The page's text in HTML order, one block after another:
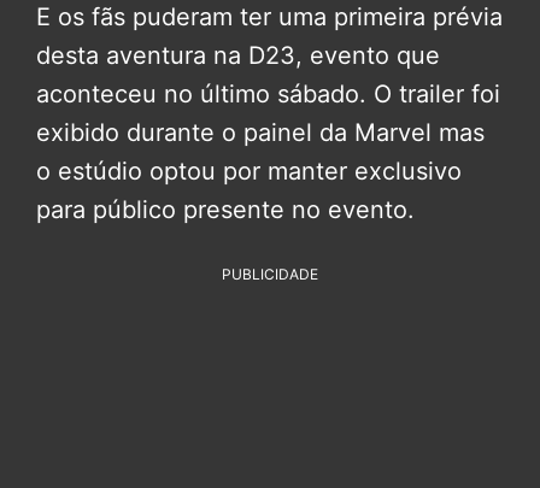
E os fãs puderam ter uma primeira prévia
desta aventura na D23, evento que
aconteceu no último sábado. O trailer foi
exibido durante o painel da Marvel mas
o estúdio optou por manter exclusivo
para público presente no evento.
PUBLICIDADE